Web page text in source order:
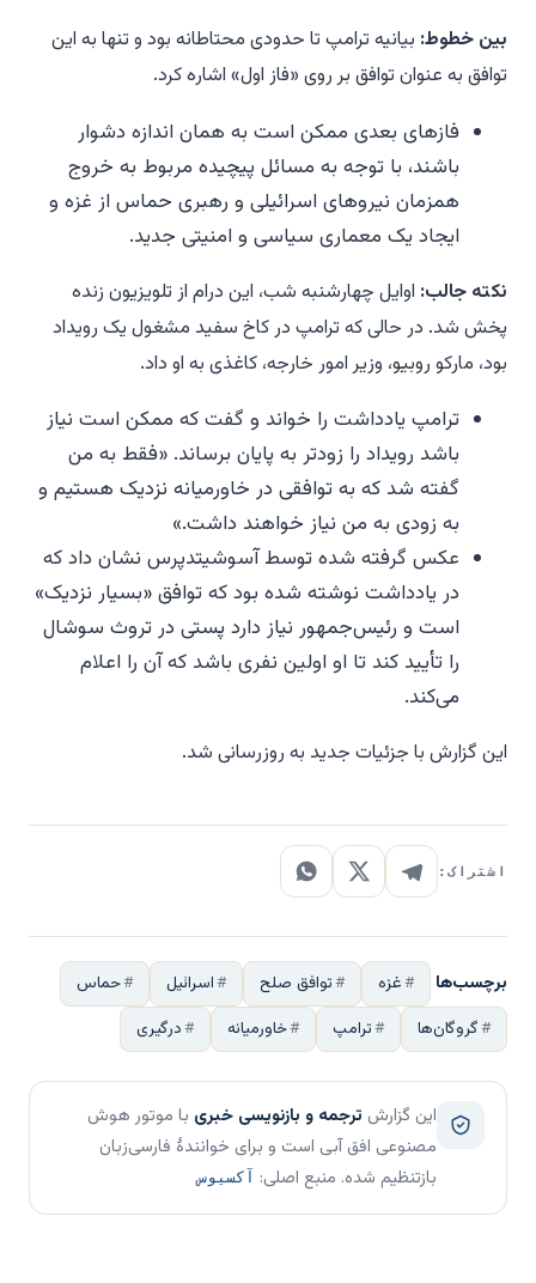
بین خطوط: بیانیه ترامپ تا حدودی محتاطانه بود و تنها به این
توافق به عنوان توافق بر روی «فاز اول» اشاره کرد.
فازهای بعدی ممکن است به همان اندازه دشوار
باشند، با توجه به مسائل پیچیده مربوط به خروج
همزمان نیروهای اسرائیلی و رهبری حماس از غزه و
ایجاد یک معماری سیاسی و امنیتی جدید.
نکته جالب: اوایل چهارشنبه شب، این درام از تلویزیون زنده
پخش شد. در حالی که ترامپ در کاخ سفید مشغول یک رویداد
بود، مارکو روبیو، وزیر امور خارجه، کاغذی به او داد.
ترامپ یادداشت را خواند و گفت که ممکن است نیاز
باشد رویداد را زودتر به پایان برساند. «فقط به من
گفته شد که به توافقی در خاورمیانه نزدیک هستیم و
به زودی به من نیاز خواهند داشت.»
عکس گرفته شده توسط آسوشیتدپرس نشان داد که
در یادداشت نوشته شده بود که توافق «بسیار نزدیک»
است و رئیس‌جمهور نیاز دارد پستی در تروث سوشال
را تأیید کند تا او اولین نفری باشد که آن را اعلام
می‌کند.
این گزارش با جزئیات جدید به روزرسانی شد.
اشتراک:
برچسب‌ها غزه توافق صلح اسرائیل
حماس
گروگان‌ها
ترامپ خاورمیانه درگیری
این گزارش ترجمه و بازنویسی خبری با موتور هوش
مصنوعی افق آبی است و برای خوانندهٔ فارسی‌زبان
بازتنظیم شده. منبع اصلی:
آکسیوس